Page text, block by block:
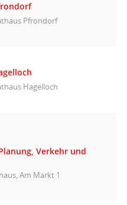
Pfrondorf
Hagelloch
Verkehr und
Am Markt 1